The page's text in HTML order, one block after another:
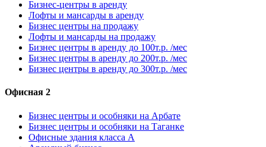
Бизнес-центры в аренду
Лофты и мансарды в аренду
Бизнес центры на продажу
Лофты и мансарды на продажу
Бизнес центры в аренду до 100т.р. /мес
Бизнес центры в аренду до 200т.р. /мес
Бизнес центры в аренду до 300т.р. /мес
Офисная 2
Бизнес центры и особняки на Арбате
Бизнес центры и особняки на Таганке
Офисные здания класса А